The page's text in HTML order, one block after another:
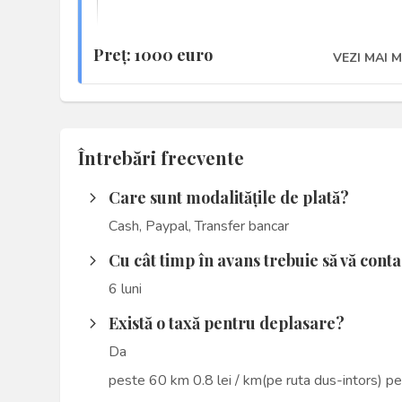
Ce vreau eu de
fotografiile de pe site pentru a va face o idee
Medaliat cu Aur, la Consursul International de
and Humor”
Preţ: 1000 euro VEZI MAI
Întrebări frecvente
arrow_forward_ios Care sunt modalitățile de plată?
Cash, Paypal, Transfer bancar
arrow_forward_ios Cu cât timp în avans trebuie să vă
6 luni
arrow_forward_ios Există o taxă pentru deplasare?
Da
peste 60 km 0.8 lei / km(pe ruta dus-intors)